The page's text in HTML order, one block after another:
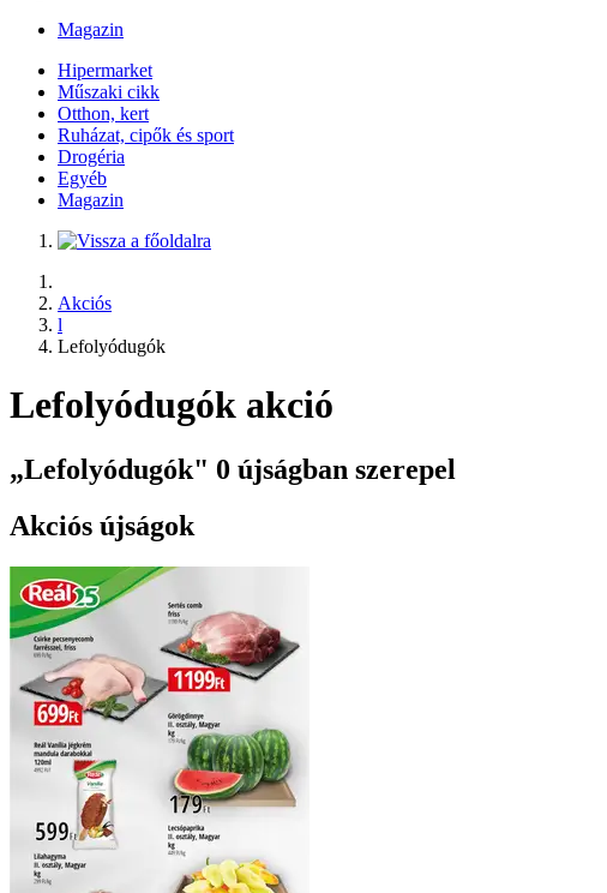
Magazin
Hipermarket
Műszaki cikk
Otthon, kert
Ruházat, cipők és sport
Drogéria
Egyéb
Magazin
Akciós
l
Lefolyódugók
Lefolyódugók akció
„Lefolyódugók" 0 újságban szerepel
Akciós újságok